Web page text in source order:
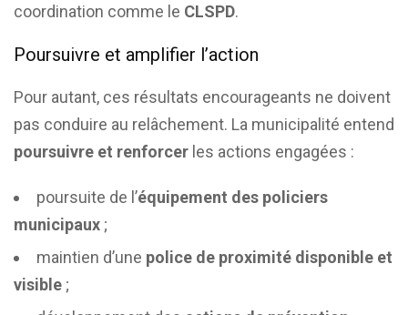
coordination comme le CLSPD.
Poursuivre et amplifier l’action
Pour autant, ces résultats encourageants ne doivent
pas conduire au relâchement. La municipalité entend
poursuivre et renforcer les actions engagées :
poursuite de l’équipement des policiers
municipaux ;
maintien d’une police de proximité disponible et
visible ;